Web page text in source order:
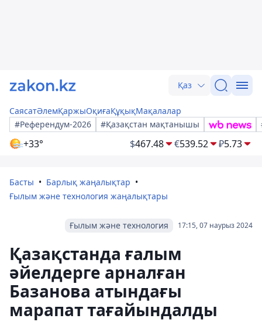
Қаз
СаясатӘлемҚаржыОқиғаҚұқықМақалалар
#Референдум-2026
#Қазақстан мақтанышы
+33° $467.48 €539.52 ₽5.73
Басты
Барлық жаңалықтар
Ғылым және технология жаңалықтары
17:15, 07 наурыз 2024
Ғылым және технология
Қазақстанда ғалым
әйелдерге арналған
Базанова атындағы
марапат тағайындалды